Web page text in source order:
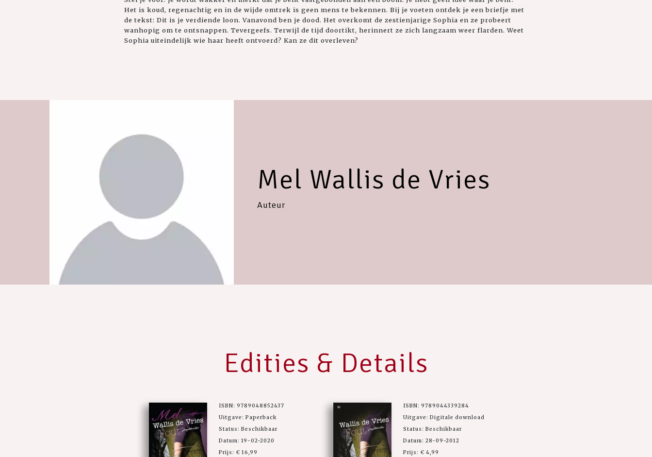
Het is koud, regenachtig en in de wijde omtrek is geen mens te bekennen. Bij je voeten ontdek je een briefje met
de tekst: Dit is je verdiende loon. Vanavond ben je dood. Het overkomt de zestienjarige Sophia en ze probeert
wanhopig om te ontsnappen. Tevergeefs. Terwijl de tijd doortikt, herinnert ze zich langzaam weer flarden. Weet
Sophia uiteindelijk wie haar heeft ontvoerd? Kan ze dit overleven?
Mel Wallis de Vries
Auteur
Edities & Details
ISBN: 9789048852437
Uitgave: Paperback
Status: Beschikbaar
Datum: 19-02-2020
Prijs: € 16,99
ISBN: 9789044339284
Uitgave: Digitale download
Status: Beschikbaar
Datum: 28-09-2012
Prijs: € 4,99